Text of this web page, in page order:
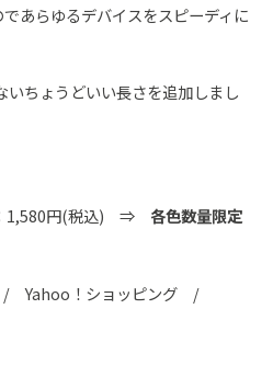
あらゆるデバイスをスピーディに
ちょうどいい長さを追加しまし
1,580円(税込) ⇒ 各色数量限定
/ Yahoo！ショッピング /